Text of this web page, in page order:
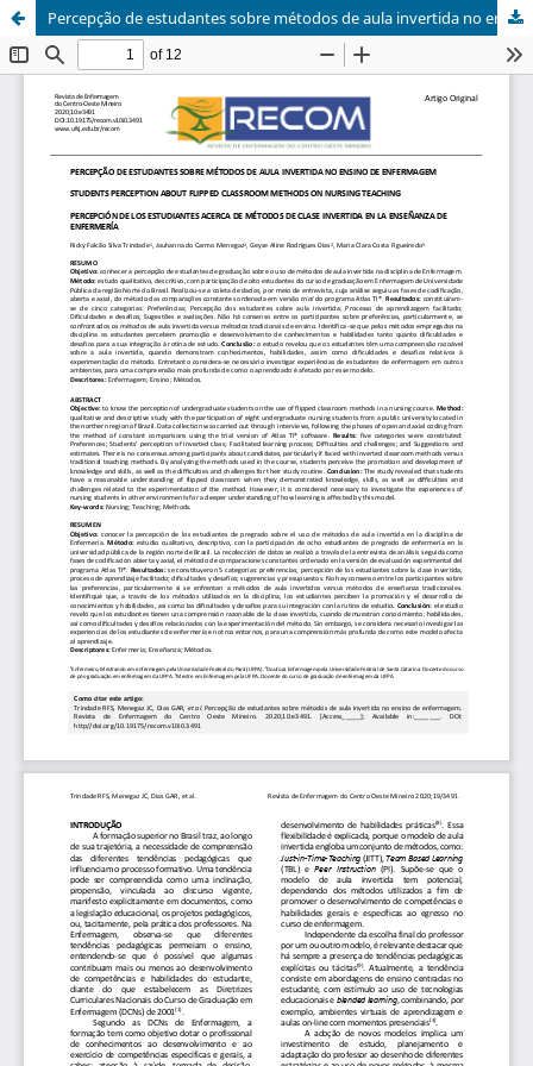
Percepção de estudantes sobre métodos de aula invertida no ensino de enfermagem